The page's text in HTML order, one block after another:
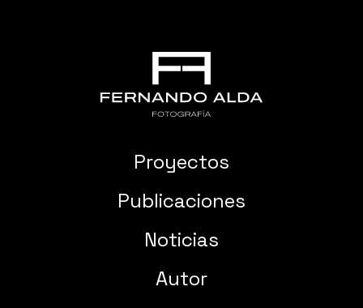
Proyectos
Publicaciones
Noticias
Autor